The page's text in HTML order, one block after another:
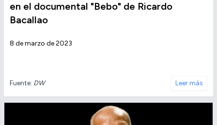
en el documental "Bebo" de Ricardo
Bacallao
8 de marzo de 2023
Fuente: DW Leer más